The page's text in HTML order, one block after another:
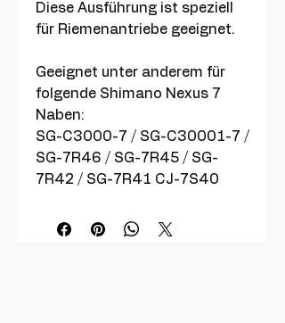
Diese Ausführung ist speziell
für Riemenantriebe geeignet.
Geeignet unter anderem für
folgende Shimano Nexus 7
Naben:
SG-C3000-7 / SG-C30001-7 /
SG-7R46 / SG-7R45 / SG-
7R42 / SG-7R41 CJ-7S40